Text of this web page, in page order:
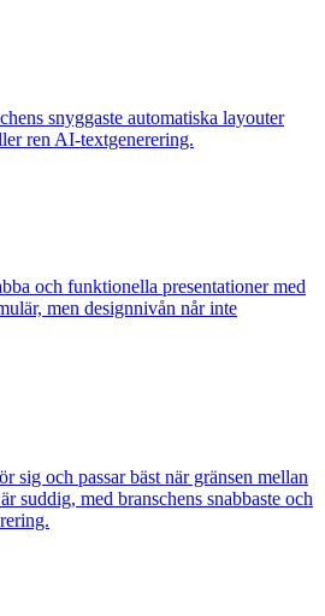
snyggaste automatiska layouter
ren AI-textgenerering.
och funktionella presentationer med
men designnivån når inte
sig och passar bäst när gränsen mellan
suddig, med branschens snabbaste och